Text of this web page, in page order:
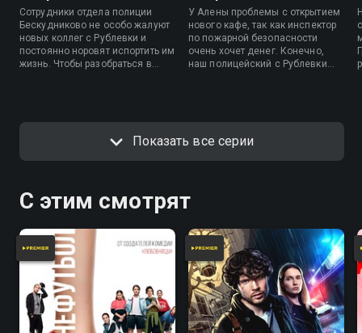
Рублёвки в хорошем качестве в приложении
Смотрёшка.
Посмотреть онлайн 2 сезон сериала Полицейский с
Сотрудники отдела полиции
Бескудниково не особо жалуют
новых коллег с Рублевки и
постоянно норовят испортить им
жизнь. Чтобы разобраться в
Бескудниково. Алена и
Кристина тем временем решают
У Алены проблемы с открытием
нового кафе, так как инспектор
по пожарной безопасности
очень хочет денег. Конечно,
наш полицейский с Рублевки
Показать все серии
С этим смотрят